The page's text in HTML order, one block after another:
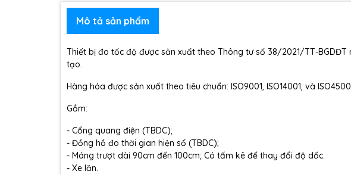
Mô tả sản phẩm
Thiết bị đo tốc độ được sản xuất theo Thông tư số 38/2021/TT-
tạo.
Hàng hóa được sản xuất theo tiêu chuẩn: ISO9001, ISO14001, và
Gồm:
- Cổng quang điện (TBDC);
- Đồng hồ đo thời gian hiện số (TBDC);
- Máng trượt dài 90cm đến 100cm; Có tấm kê để thay đổi độ dốc.
- Xe lăn.